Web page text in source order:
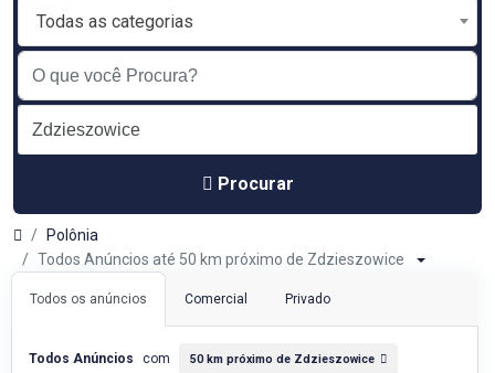
Todas as categorias
Procurar
Polônia
Todos Anúncios até 50 km próximo de Zdzieszowice
Todos os anúncios Comercial Privado
Todos Anúncios com 50 km próximo de Zdzieszowice